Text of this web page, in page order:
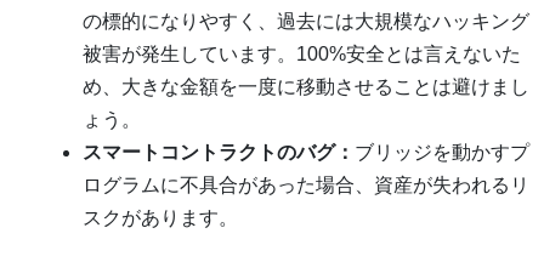
の標的になりやすく、過去には大規模なハッキング
被害が発生しています。100%安全とは言えないた
め、大きな金額を一度に移動させることは避けまし
ょう。
スマートコントラクトのバグ： ブリッジを動かすプ
ログラムに不具合があった場合、資産が失われるリ
スクがあります。